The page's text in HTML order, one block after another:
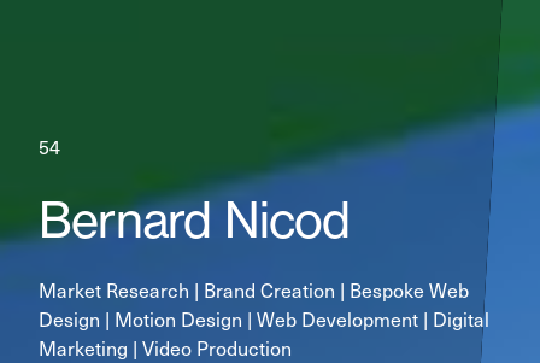
54
Bernard Nicod
Market Research | Brand Creation | Bespoke Web
Design | Motion Design | Web Development | Digital
Marketing | Video Production